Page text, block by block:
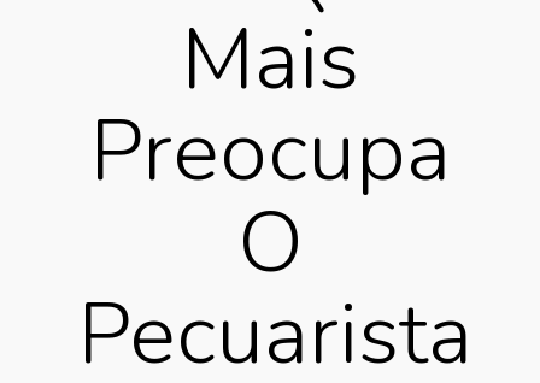
Mais
Preocupa
O
Pecuarista